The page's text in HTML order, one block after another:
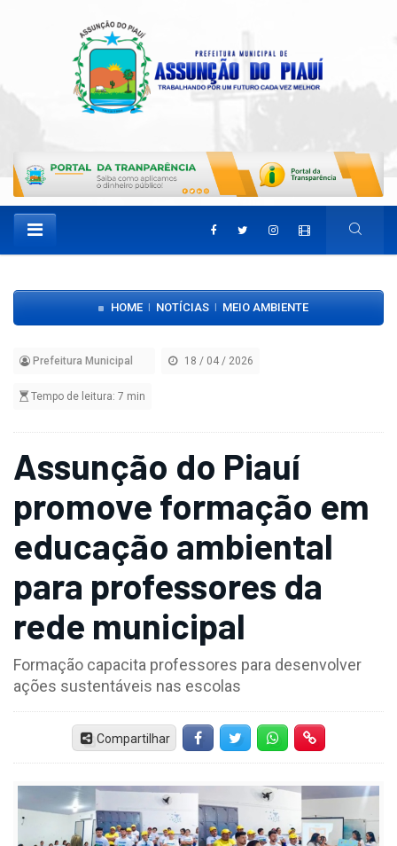
HOME| NOTÍCIAS| MEIO AMBIENTE
Prefeitura Municipal 18 / 04 / 2026
Tempo de leitura: 7 min
Assunção do Piauí
promove formação em
educação ambiental
para professores da
rede municipal
Formação capacita professores para desenvolver
ações sustentáveis nas escolas
Compartilhar FacebookTwitter Whatsapp